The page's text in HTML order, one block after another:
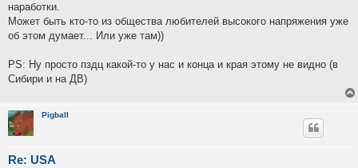
наработки.
Может быть кто-то из общества любителей высокого напряжения уже
об этом думает... Или уже там))
PS: Ну просто пздц какой-то у нас и конца и края этому не видно (в
Сибири и на ДВ)
Pigball
Re: USA